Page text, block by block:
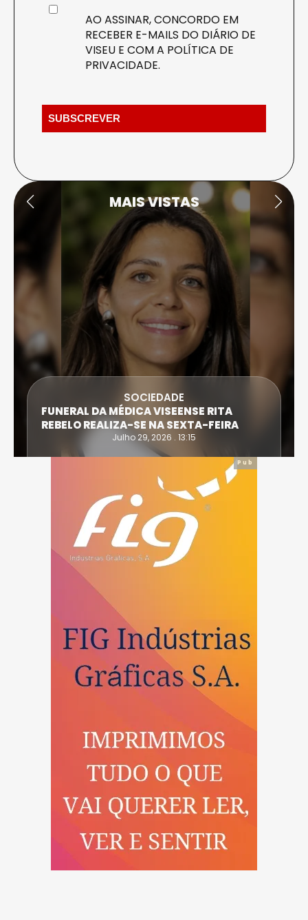
AO ASSINAR, CONCORDO EM
RECEBER E-MAILS DO DIÁRIO DE
VISEU E COM A POLÍTICA DE
PRIVACIDADE.
MAIS VISTAS
SOCIEDADE
FUNERAL DA MÉDICA VISEENSE RITA
REBELO REALIZA-SE NA SEXTA-FEIRA
Julho 29, 2026 . 13:15
Pub